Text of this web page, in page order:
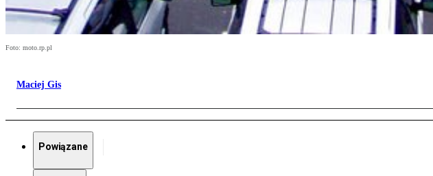
Foto: moto.rp.pl
Maciej Gis
Powiązane